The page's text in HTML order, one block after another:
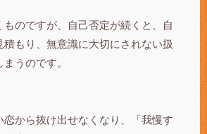
のですが、自己否定が続くと、自
積もり、無意識に大切にされない扱
うのです。
恋から抜け出せなくなり、「我慢す